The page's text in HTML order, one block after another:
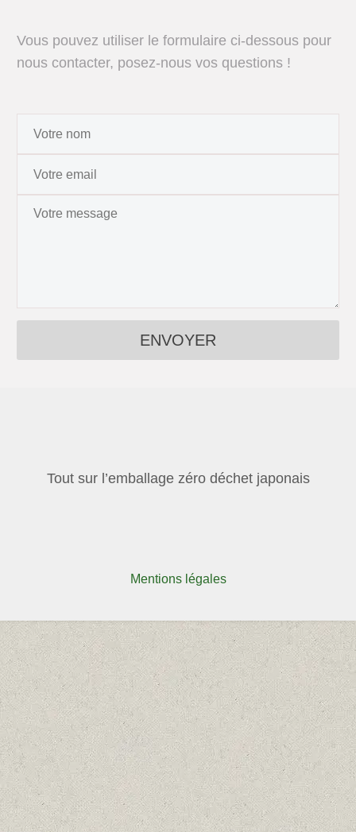
Vous pouvez utiliser le formulaire ci-dessous pour
nous contacter, posez-nous vos questions !
Tout sur l’emballage zéro déchet japonais
Mentions légales